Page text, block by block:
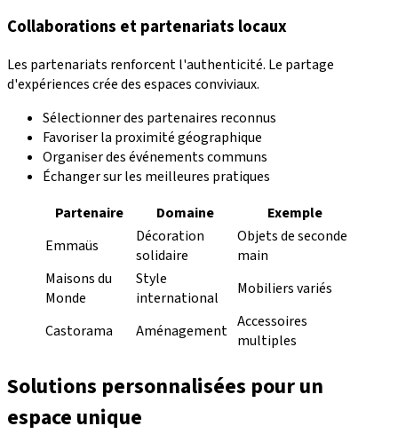
Collaborations et partenariats locaux
Les partenariats renforcent l'authenticité. Le partage
d'expériences crée des espaces conviviaux.
Sélectionner des partenaires reconnus
Favoriser la proximité géographique
Organiser des événements communs
Échanger sur les meilleures pratiques
Partenaire
Domaine
Exemple
Emmaüs
Décoration
solidaire
Objets de seconde
main
Maisons du
Monde
Style
international
Mobiliers variés
Castorama Aménagement Accessoires
multiples
Solutions personnalisées pour un
espace unique